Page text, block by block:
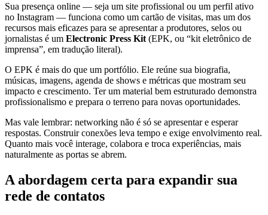
Sua presença online — seja um site profissional ou um perfil ativo
no Instagram — funciona como um cartão de visitas, mas um dos
recursos mais eficazes para se apresentar a produtores, selos ou
jornalistas é um Electronic Press Kit (EPK, ou “kit eletrônico de
imprensa”, em tradução literal).
O EPK é mais do que um portfólio. Ele reúne sua biografia,
músicas, imagens, agenda de shows e métricas que mostram seu
impacto e crescimento. Ter um material bem estruturado demonstra
profissionalismo e prepara o terreno para novas oportunidades.
Mas vale lembrar: networking não é só se apresentar e esperar
respostas. Construir conexões leva tempo e exige envolvimento real.
Quanto mais você interage, colabora e troca experiências, mais
naturalmente as portas se abrem.
A abordagem certa para expandir sua
rede de contatos